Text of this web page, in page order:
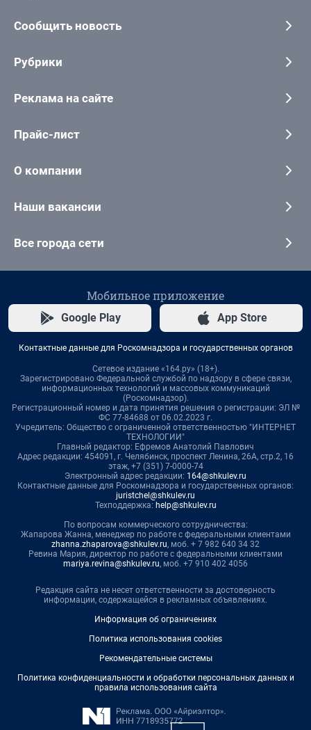
Сообщить новость
Рубрики
Реклама на сайте
Прайс-лист
О компании
Наши вакансии
Все города сети
Мобильное приложение
Google Play App Store
Контактные данные для Роскомнадзора и государственных органов
Сетевое издание «164.ру» (18+).
Зарегистрировано Федеральной службой по надзору в сфере связи,
информационных технологий и массовых коммуникаций
(Роскомнадзор).
Регистрационный номер и дата принятия решения о регистрации: ЭЛ №
ФС 77-84688 от 06.02.2023 г.
Учредитель: Общество с ограниченной ответственностью "ИНТЕРНЕТ
ТЕХНОЛОГИИ"
Главный редактор: Ефремов Анатолий Павлович
Адрес редакции: 454091, г. Челябинск, проспект Ленина, 26А, стр.2, 16
этаж, +7 (351) 7-0000-74
Электронный адрес редакции: 164@shkulev.ru
Контактные данные для Роскомнадзора и государственных органов:
juristchel@shkulev.ru
Техподдержка: help@shkulev.ru
По вопросам коммерческого сотрудничества:
Жапарова Жанна, менеджер по работе с федеральными клиентами
zhanna.zhaparova@shkulev.ru, моб. + 7 982 640 34 32
Ревина Мария, директор по работе с федеральными клиентами
mariya.revina@shkulev.ru, моб. +7 910 402 4056
Редакция сайта не несет ответственности за достоверность
информации, содержащейся в рекламных объявлениях.
Информация об ограничениях
Политика использования cookies
Рекомендательные системы
Политика конфиденциальности и обработки персональных данных и
правила использования сайта